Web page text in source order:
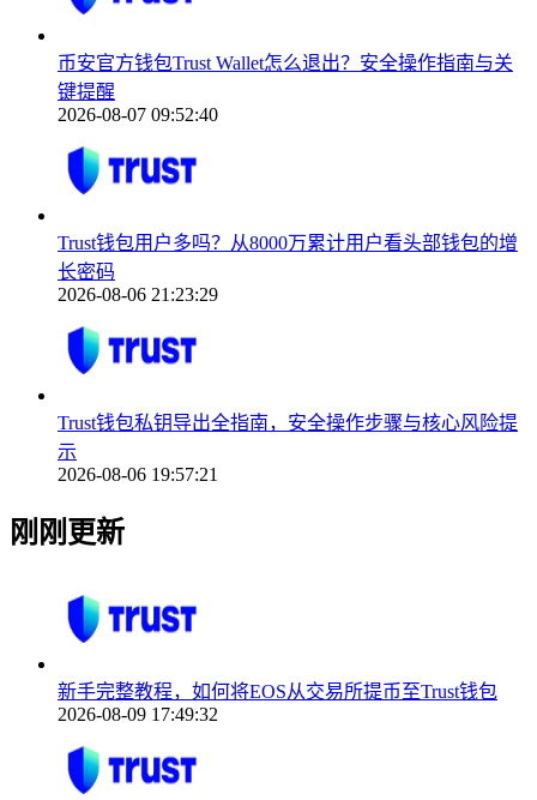
币安官方钱包Trust Wallet怎么退出？安全操作指南与关
键提醒
2026-08-07 09:52:40
Trust钱包用户多吗？从8000万累计用户看头部钱包的增
长密码
2026-08-06 21:23:29
Trust钱包私钥导出全指南，安全操作步骤与核心风险提
示
2026-08-06 19:57:21
刚刚更新
新手完整教程，如何将EOS从交易所提币至Trust钱包
2026-08-09 17:49:32